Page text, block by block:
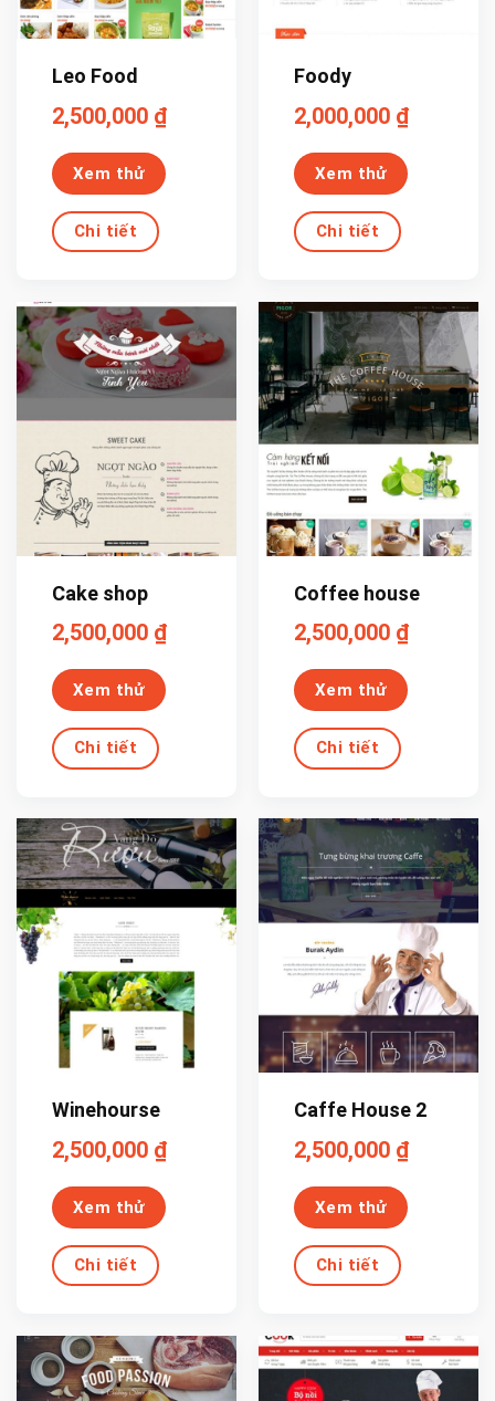
Leo Food
2,500,000 ₫
Xem thử
Chi tiết
Foody
2,000,000 ₫
Xem thử
Chi tiết
Cake shop
2,500,000 ₫
Xem thử
Chi tiết
Coffee house
2,500,000 ₫
Xem thử
Chi tiết
Winehourse
2,500,000 ₫
Xem thử
Chi tiết
Caffe House 2
2,500,000 ₫
Xem thử
Chi tiết